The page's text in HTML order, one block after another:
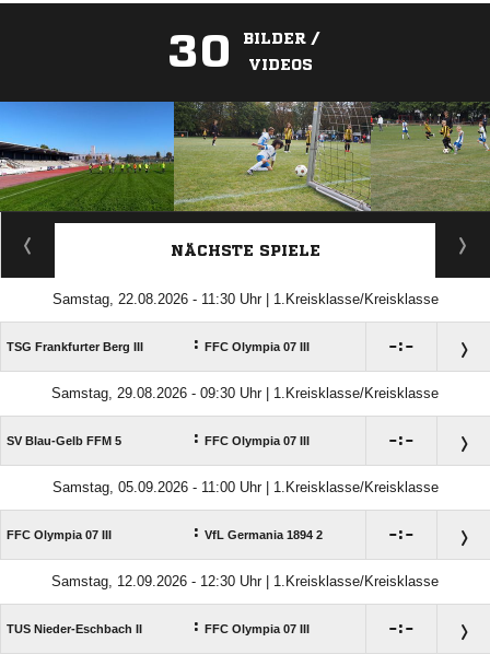
30
BILDER /
VIDEOS
ANZEIGE
NÄCHSTE SPIELE
Samstag, 22.08.2026 - 11:30 Uhr | 1.Kreisklasse/Kreisklasse
TSG Frankfurter Berg III : FFC Olympia 07 III :
Samstag, 29.08.2026 - 09:30 Uhr | 1.Kreisklasse/Kreisklasse
SV Blau-Gelb FFM 5 : FFC Olympia 07 III :
Samstag, 05.09.2026 - 11:00 Uhr | 1.Kreisklasse/Kreisklasse
FFC Olympia 07 III : VfL Germania 1894 2 :
Samstag, 12.09.2026 - 12:30 Uhr | 1.Kreisklasse/Kreisklasse
TUS Nieder-Eschbach II : FFC Olympia 07 III :